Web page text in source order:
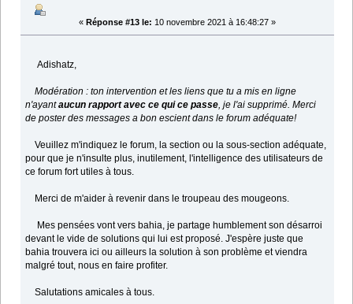
« Réponse #13 le: 10 novembre 2021 à 16:48:27 »
Adishatz,
Modération : ton intervention et les liens que tu a mis en ligne
n'ayantaucun rapport avec ce qui ce passe, je l'ai supprimé. Merci
de poster des messages a bon escient dans le forum adéquate!
Veuillez m'indiquez le forum, la section ou la sous-section adéquate,
pour que je n'insulte plus, inutilement, l'intelligence des utilisateurs de
ce forum fort utiles à tous.
Merci de m'aider à revenir dans le troupeau des mougeons.
Mes pensées vont vers bahia, je partage humblement son désarroi
devant le vide de solutions qui lui est proposé. J'espère juste que
bahia trouvera ici ou ailleurs la solution à son problème et viendra
malgré tout, nous en faire profiter.
Salutations amicales à tous.